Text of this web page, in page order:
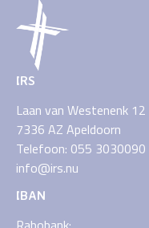
IRS
Laan van Westenenk 12
7336 AZ Apeldoorn
Telefoon: 055 3030090
info@irs.nu
IBAN